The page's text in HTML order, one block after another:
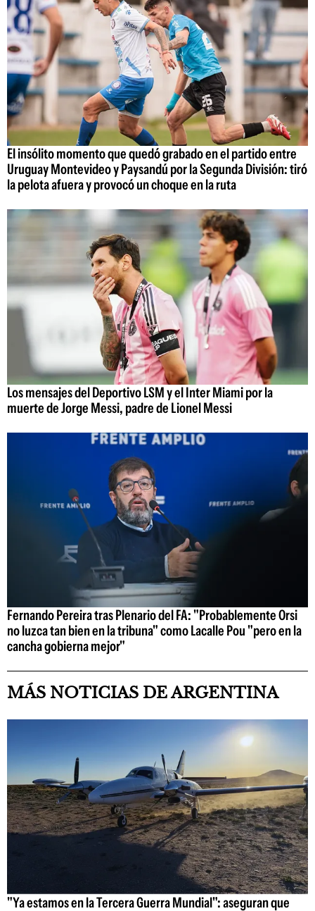
El insólito momento que quedó grabado en el partido entre
Uruguay Montevideo y Paysandú por la Segunda División: tiró
la pelota afuera y provocó un choque en la ruta
Los mensajes del Deportivo LSM y el Inter Miami por la
muerte de Jorge Messi, padre de Lionel Messi
Fernando Pereira tras Plenario del FA: "Probablemente Orsi
no luzca tan bien en la tribuna" como Lacalle Pou "pero en la
cancha gobierna mejor"
MÁS NOTICIAS DE ARGENTINA
"Ya estamos en la Tercera Guerra Mundial": aseguran que